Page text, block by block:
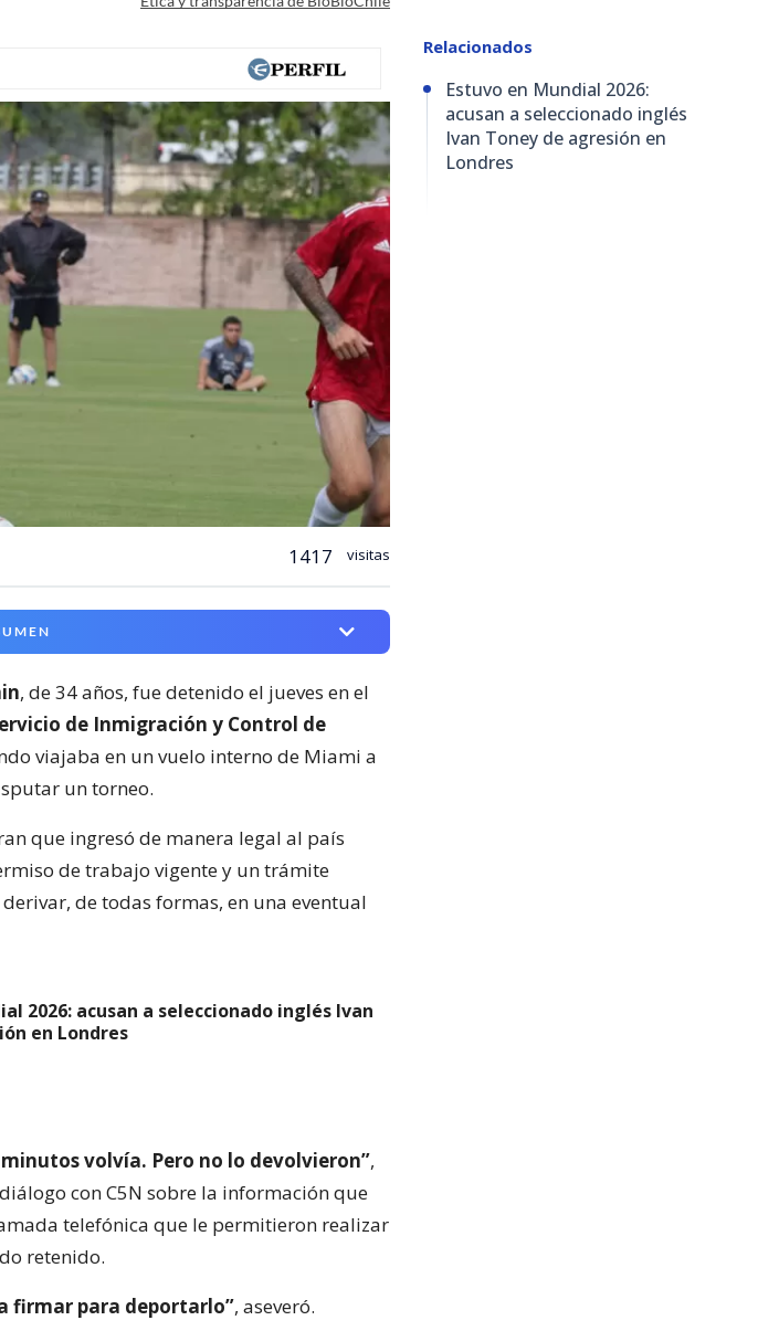
1417 visitas
, de 34 años, fue detenido el jueves en el
de Inmigración y Control de
viajaba en un vuelo interno de Miami a
un torneo.
que ingresó de manera legal al país
de trabajo vigente y un trámite
de todas formas, en una eventual
2026: acusan a seleccionado inglés Ivan
en Londres
volvía. Pero no lo devolvieron”,
con C5N sobre la información que
telefónica que le permitieron realizar
retenido.
firmar para deportarlo”, aseveró.
Relacionados
Estuvo en Mundial 2026:
acusan a seleccionado inglés
Ivan Toney de agresión en
Londres